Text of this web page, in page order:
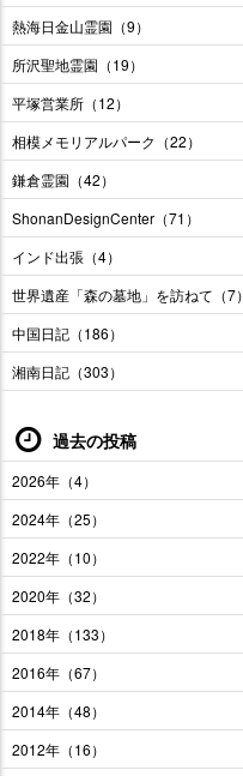
熱海日金山霊園（9）
所沢聖地霊園（19）
平塚営業所（12）
相模メモリアルパーク（22）
鎌倉霊園（42）
ShonanDesignCenter（71）
インド出張（4）
世界遺産「森の墓地」を訪ねて（7）
中国日記（186）
湘南日記（303）
過去の投稿
2026年（4）
2024年（25）
2022年（10）
2020年（32）
2018年（133）
2016年（67）
2014年（48）
2012年（16）